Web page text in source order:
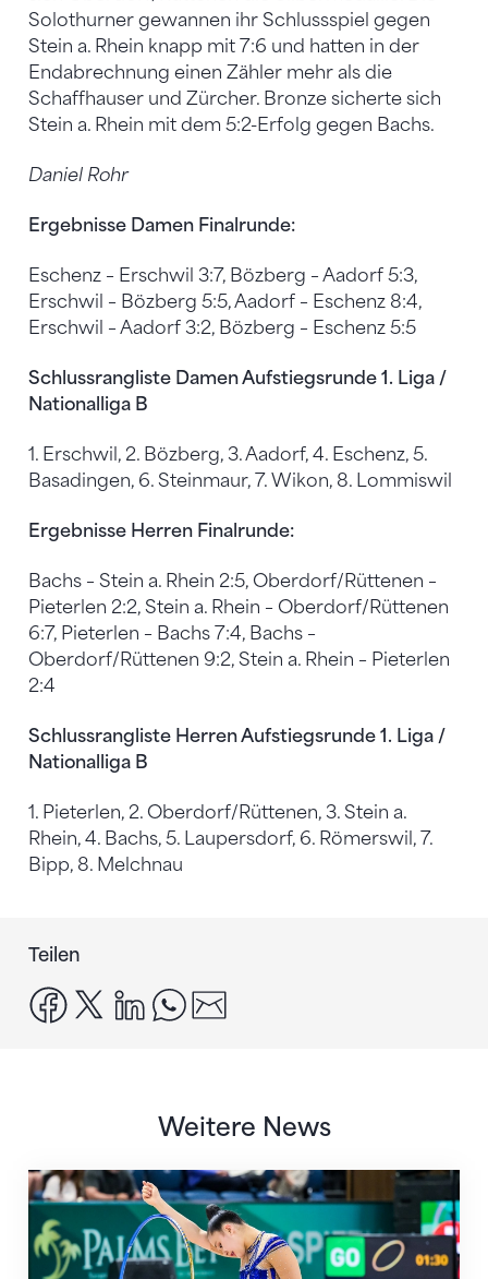
Solothurner gewannen ihr Schlussspiel gegen
Stein a. Rhein knapp mit 7:6 und hatten in der
Endabrechnung einen Zähler mehr als die
Schaffhauser und Zürcher. Bronze sicherte sich
Stein a. Rhein mit dem 5:2-Erfolg gegen Bachs.
Daniel Rohr
Ergebnisse Damen Finalrunde:
Eschenz – Erschwil 3:7, Bözberg – Aadorf 5:3,
Erschwil – Bözberg 5:5, Aadorf – Eschenz 8:4,
Erschwil – Aadorf 3:2, Bözberg – Eschenz 5:5
Schlussrangliste Damen Aufstiegsrunde 1. Liga /
Nationalliga B
1. Erschwil, 2. Bözberg, 3. Aadorf, 4. Eschenz, 5.
Basadingen, 6. Steinmaur, 7. Wikon, 8. Lommiswil
Ergebnisse Herren Finalrunde:
Bachs – Stein a. Rhein 2:5, Oberdorf/Rüttenen –
Pieterlen 2:2, Stein a. Rhein – Oberdorf/Rüttenen
6:7, Pieterlen – Bachs 7:4, Bachs –
Oberdorf/Rüttenen 9:2, Stein a. Rhein – Pieterlen
2:4
Schlussrangliste Herren Aufstiegsrunde 1. Liga /
Nationalliga B
1. Pieterlen, 2. Oberdorf/Rüttenen, 3. Stein a.
Rhein, 4. Bachs, 5. Laupersdorf, 6. Römerswil, 7.
Bipp, 8. Melchnau
Teilen
facebook
x linkedinwhatsapp
Weitere News
Nächster Halt: Weltmeisterschaft